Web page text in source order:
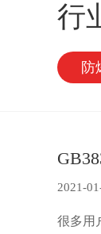
行
防
2021-
很多用户在问我们什么是